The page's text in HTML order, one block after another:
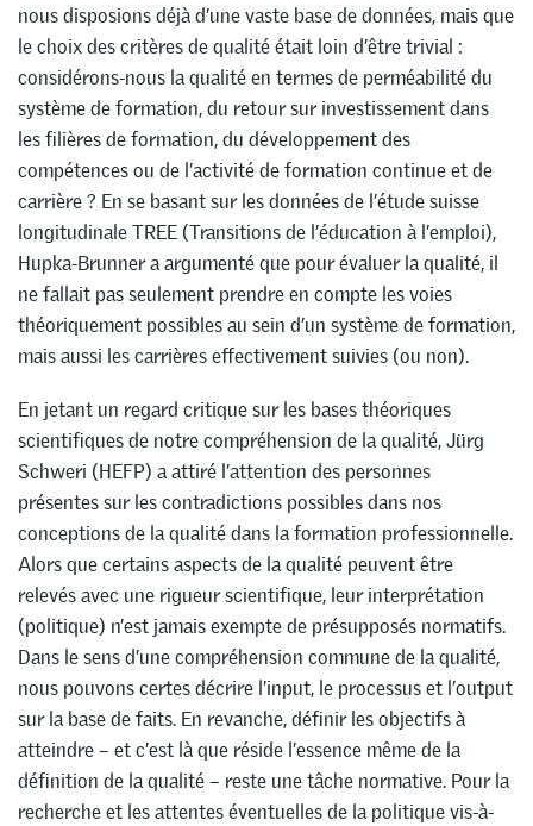
nous disposions déjà d’une vaste base de données, mais que
le choix des critères de qualité était loin d’être trivial :
considérons-nous la qualité en termes de perméabilité du
système de formation, du retour sur investissement dans
les filières de formation, du développement des
compétences ou de l’activité de formation continue et de
carrière ? En se basant sur les données de l’étude suisse
longitudinale TREE (Transitions de l’éducation à l’emploi),
Hupka-Brunner a argumenté que pour évaluer la qualité, il
ne fallait pas seulement prendre en compte les voies
théoriquement possibles au sein d’un système de formation,
mais aussi les carrières effectivement suivies (ou non).
En jetant un regard critique sur les bases théoriques
scientifiques de notre compréhension de la qualité, Jürg
Schweri (HEFP) a attiré l’attention des personnes
présentes sur les contradictions possibles dans nos
conceptions de la qualité dans la formation professionnelle.
Alors que certains aspects de la qualité peuvent être
relevés avec une rigueur scientifique, leur interprétation
(politique) n’est jamais exempte de présupposés normatifs.
Dans le sens d’une compréhension commune de la qualité,
nous pouvons certes décrire l’input, le processus et l’output
sur la base de faits. En revanche, définir les objectifs à
atteindre – et c’est là que réside l’essence même de la
définition de la qualité – reste une tâche normative. Pour la
recherche et les attentes éventuelles de la politique vis-à-